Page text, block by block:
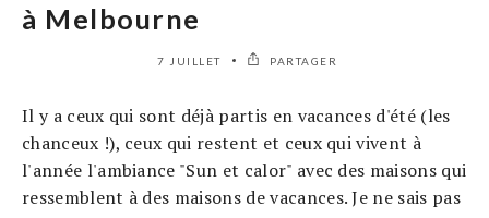
à Melbourne
7 JUILLET PARTAGER
Il y a ceux qui sont déjà partis en vacances d'été (les
chanceux !), ceux qui restent et ceux qui vivent à
l'année l'ambiance "Sun et calor" avec des maisons qui
ressemblent à des maisons de vacances. Je ne sais pas